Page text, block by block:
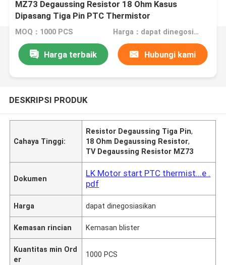
MZ73 Degaussing Resistor 18 Ohm Kasus
Dipasang Tiga Pin PTC Thermistor
MOQ：1000 PCS Harga：dapat dinegosiasikan
Harga terbaik Hubungi kami
DESKRIPSI PRODUK
Cahaya Tinggi:
Resistor Degaussing Tiga Pin,
18 Ohm Degaussing Resistor,
TV Degaussing Resistor MZ73
Dokumen
LK Motor start PTC thermist...e .
pdf
Harga dapat dinegosiasikan
Kemasan rincian Kemasan blister
Kuantitas min Ord
er
1000 PCS